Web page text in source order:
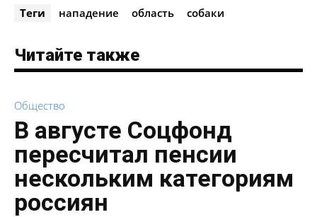
Теги нападение область собаки
Читайте также
Общество
В августе Соцфонд
пересчитал пенсии
нескольким категориям
россиян